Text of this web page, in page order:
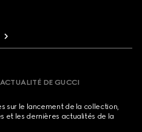
DE GUCCI
sur le lancement de la collection,
et les dernières actualités de la